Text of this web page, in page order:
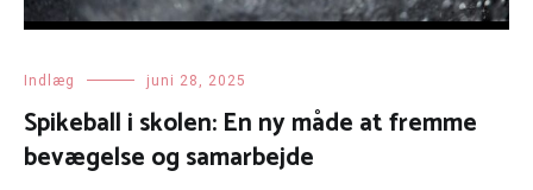
Indlæg juni 28, 2025
Spikeball i skolen: En ny måde at fremme
bevægelse og samarbejde